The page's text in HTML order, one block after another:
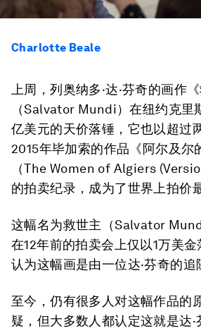
Charlotte Beale
上周，列奥纳多·达·芬奇的画作《
（Salvator Mundi）在纽约克里
亿美元的天价落锤，它也以超过
2015年毕加索的作品《阿尔及尔
（The Women of Algiers
的拍卖纪录，成为了世界上拍价
这幅名为救世主（Salvator
在12年前的拍卖会上仅以1万美
认为这幅画是由一位达·芬奇的追
至今，仍有很多人对这幅作品的
疑，但大多数人都认定这就是达·